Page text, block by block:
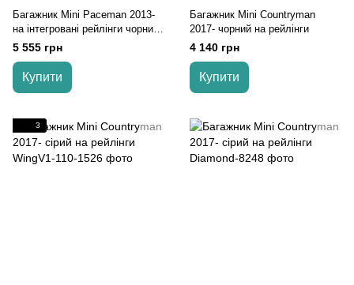
Багажник Mini Paceman 2013-
на інтегровані рейлінги чорний
Turtle
5 555 грн
Купити
Багажник Mini Countryman
2017- чорний на рейлінги
4 140 грн
Купити
3